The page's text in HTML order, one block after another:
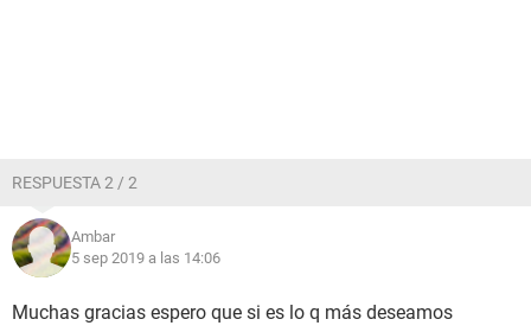
RESPUESTA 2 / 2
Ambar
5 sep 2019 a las 14:06
Muchas gracias espero que si es lo q más deseamos